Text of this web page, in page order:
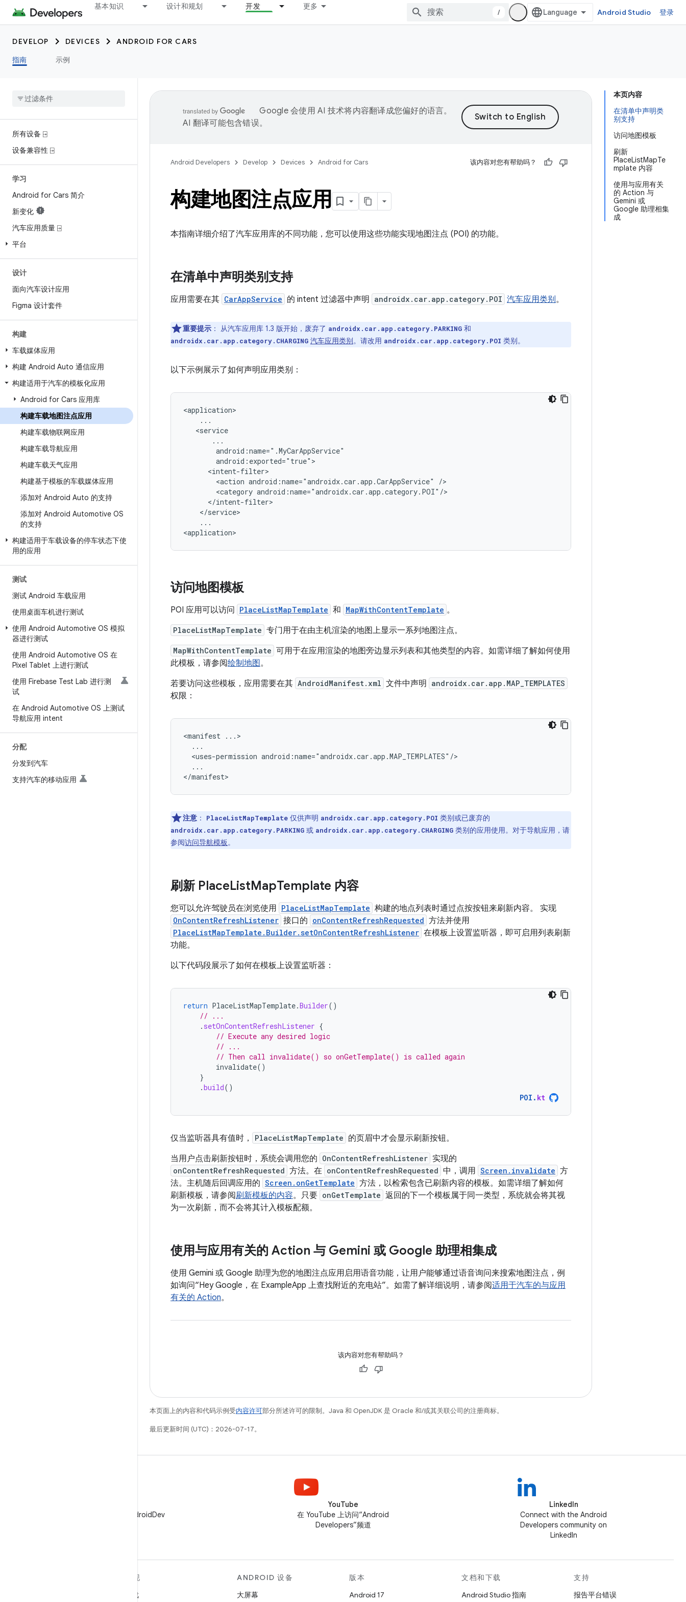
基本知识 设计和规划 开发 更多
/ Android Studio 登录
DEVELOP DEVICES
ANDROID FOR CARS
指南
示例
所有设备 ⍈
设备兼容性 ⍈
学习
Android for Cars 简介
新变化
汽车应用质量 ⍈
平台
设计
面向汽车设计应用
Figma 设计套件
构建
车载媒体应用
构建 Android Auto 通信应用
构建适用于汽车的模板化应用
Android for Cars 应用库
构建车载地图注点应用
构建车载物联网应用
构建车载导航应用
构建车载天气应用
构建基于模板的车载媒体应用
添加对 Android Auto 的支持
添加对 Android Automotive OS
的支持
构建适用于车载设备的停车状态下使
用的应用
测试
测试 Android 车载应用
使用桌面车机进行测试
使用 Android Automotive OS 模拟
器进行测试
使用 Android Automotive OS 在
Pixel Tablet 上进行测试
使用 Firebase Test Lab 进行测
试
在 Android Automotive OS 上测试
导航应用 intent
分配
分发到汽车
支持汽车的移动应用
本页内容
在清单中声明类
别支持
访问地图模板
刷新
PlaceListMapTe
mplate 内容
使用与应用有关
的 Action 与
Gemini 或
Google 助理相集
成
Google 会使用 AI 技术将内容翻译成您偏好的语言。
AI 翻译可能包含错误。
Android Developers Develop Devices Android for Cars 该内容对您有帮助吗？
构建地图注点应用
本指南详细介绍了汽车应用库的不同功能，您可以使用这些功能实现地图注点 (POI) 的功能。
在清单中声明类别支持
应用需要在其 CarAppService 的 intent 过滤器中声明 androidx.car.app.category.POI 汽车应用类别。
重要提示 ： 从汽车应用库 1.3 版开始，废弃了 androidx.car.app.category.PARKING 和
androidx.car.app.category.CHARGING 汽车应用类别。请改用 androidx.car.app.category.POI 类别。
以下示例展示了如何声明应用类别：
<action android:name="androidx.car.app.CarAppService"
<category
...
访问地图模板
POI 应用可以访问 PlaceListMapTemplate 和 MapWithContentTemplate 。
PlaceListMapTemplate 专门用于在由主机渲染的地图上显示一系列地图注点。
MapWithContentTemplate 可用于在应用渲染的地图旁边显示列表和其他类型的内容。如需详细了解如何使用
此模板，请参阅绘制地图。
若要访问这些模板，应用需要在其 AndroidManifest.xml 文件中声明 androidx.car.app.MAP_TEMPLATES
权限：
<manifest
<uses-permission
...
注意 ： PlaceListMapTemplate 仅供声明 androidx.car.app.category.POI 类别或已废弃的
androidx.car.app.category.PARKING 或 androidx.car.app.category.CHARGING 类别的应用使用。对于导航应用，请
参阅访问导航模板。
刷新 PlaceListMapTemplate 内容
您可以允许驾驶员在浏览使用 PlaceListMapTemplate 构建的地点列表时通过点按按钮来刷新内容。 实现
OnContentRefreshListener 接口的 onContentRefreshRequested 方法并使用
PlaceListMapTemplate.Builder.setOnContentRefreshListener 在模板上设置监听器，即可启用列表刷新
功能。
以下代码段展示了如何在模板上设置监听器：
return PlaceListMapTemplate.Builder()
// ...
. setOnContentRefreshListener {
// Execute any desired logic
// ...
// Then call invalidate() so onGetTemplate() is called again
invalidate()
}
.build()
POI . kt
仅当监听器具有值时， PlaceListMapTemplate 的页眉中才会显示刷新按钮。
当用户点击刷新按钮时，系统会调用您的 OnContentRefreshListener 实现的
onContentRefreshRequested 方法。在 onContentRefreshRequested 中，调用 Screen.invalidate 方
法。主机随后回调应用的 Screen.onGetTemplate 方法，以检索包含已刷新内容的模板。如需详细了解如何
刷新模板，请参阅刷新模板的内容。只要 onGetTemplate 返回的下一个模板属于同一类型，系统就会将其视
为一次刷新，而不会将其计入模板配额。
使用与应用有关的 Action 与 Gemini 或 Google 助理相集成
使用 Gemini 或 Google 助理为您的地图注点应用启用语音功能，让用户能够通过语音询问来搜索地图注点，例
如询问“Hey Google，在 ExampleApp 上查找附近的充电站”。 如需了解详细说明，请参阅适用于汽车的与应用
有关的 Action。
该内容对您有帮助吗？
本页面上的内容和代码示例受内容许可部分所述许可的限制。Java 和 OpenJDK 是 Oracle 和/或其关联公司的注册商标。
最后更新时间 (UTC)：2026-07-17。
在 X 上关注 @AndroidDev
YouTube
在 YouTube 上访问“Android
Developers”频道
LinkedIn
Connect with the Android
Developers community on
LinkedIn
发现
游戏
ANDROID 设备
大屏幕
版本
Android 17
文档和下载
Android Studio 指南
支持
报告平台错误